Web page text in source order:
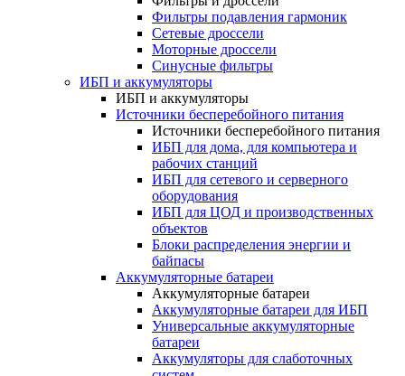
Фильтры подавления гармоник
Сетевые дроссели
Моторные дроссели
Синусные фильтры
ИБП и аккумуляторы
ИБП и аккумуляторы
Источники бесперебойного питания
Источники бесперебойного питания
ИБП для дома, для компьютера и
рабочих станций
ИБП для сетевого и серверного
оборудования
ИБП для ЦОД и производственных
объектов
Блоки распределения энергии и
байпасы
Аккумуляторные батареи
Аккумуляторные батареи
Аккумуляторные батареи для ИБП
Универсальные аккумуляторные
батареи
Аккумуляторы для слаботочных